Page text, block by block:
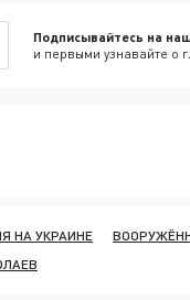
Подписывайтесь на
и первыми узнавайте о
НА УКРАИНЕ